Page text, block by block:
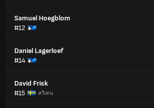
Samuel Hoegblom
#12
Daniel Lagerloef
#14
David Frisk
#15
สวีเดน